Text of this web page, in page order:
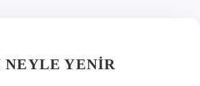
NEYLE YENIR